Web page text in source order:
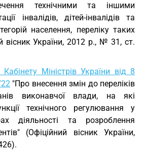
технічними та іншими
інвалідів, дітей-інвалідів та
населення, переліку таких
вісник України, 2012 р., № 31, ст.
Міністрів України від 8
"Про внесення змін до переліків
виконавчої влади, на які
технічного регулювання у
діяльності та розроблення
(Офіційний вісник України,